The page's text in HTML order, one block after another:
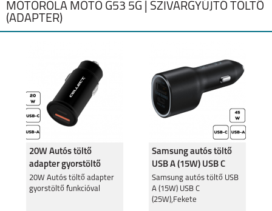
MOTOROLA MOTO G53 5G | SZIVARGYÚJTÓ TÖLTŐ
(ADAPTER)
20W Autós töltő
adapter gyorstöltő
funkcióval
20W Autós töltő adapter
gyorstöltő funkcióval
Samsung autós töltő
USB A (15W) USB C
(25W),Fekete
Samsung autós töltő USB
A (15W) USB C
(25W),Fekete